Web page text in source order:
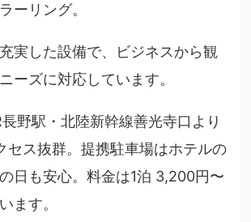
ーリング。
実した設備で、ビジネスから観
ーズに対応しています。
野駅・北陸新幹線善光寺口より
セス抜群。提携駐車場はホテルの
日も安心。料金は1泊 3,200円〜
ます。